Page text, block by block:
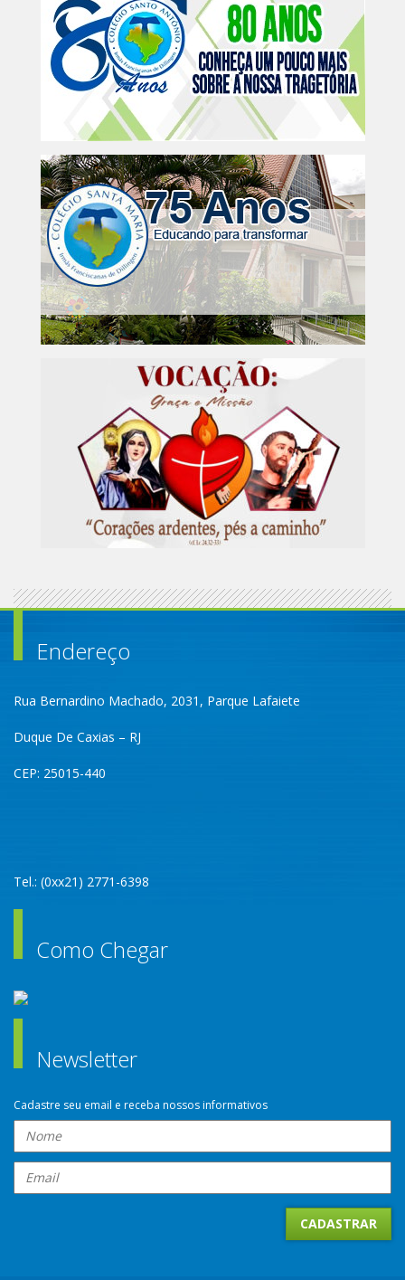
Endereço
Rua Bernardino Machado, 2031, Parque Lafaiete
Duque De Caxias – RJ
CEP: 25015-440
Tel.: (0xx21) 2771-6398
Como Chegar
Newsletter
Cadastre seu email e receba nossos informativos